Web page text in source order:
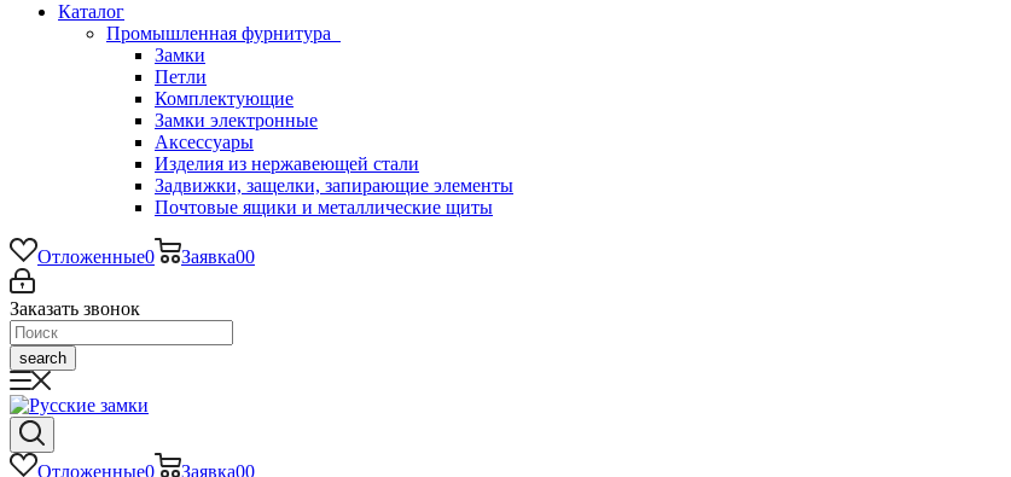
Каталог
Промышленная фурнитура
Замки
Петли
Комплектующие
Замки электронные
Аксессуары
Изделия из нержавеющей стали
Задвижки, защелки, запирающие элементы
Почтовые ящики и металлические щиты
Отложенные0 Заявка00
Заказать звонок
search
Отложенные0 Заявка00